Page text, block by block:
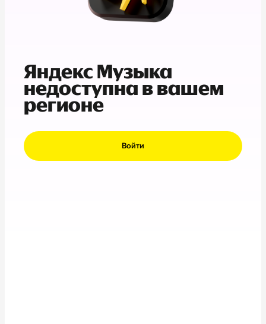
Яндекс Музыка
недоступна в вашем
регионе
Войти